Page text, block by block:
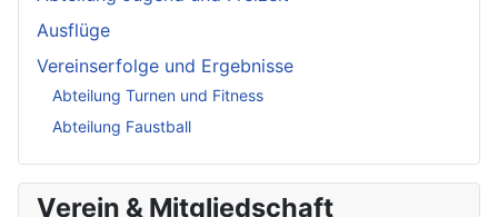
Ausflüge
Vereinserfolge und Ergebnisse
Abteilung Turnen und Fitness
Abteilung Faustball
Verein & Mitgliedschaft